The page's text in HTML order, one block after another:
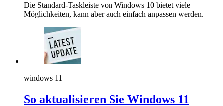
Die Standard-Taskleiste von Windows 10 bietet viele
Möglichkeiten, kann aber auch einfach anpassen werden.
windows 11
So aktualisieren Sie Windows 11